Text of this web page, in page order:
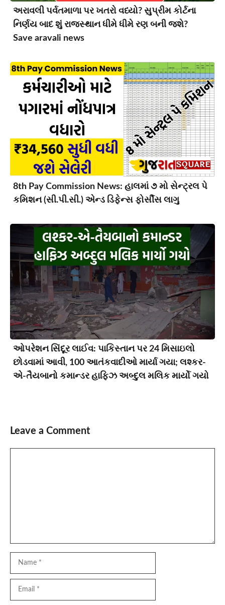
અરાવલી પર્વતમાળા પર ખતરો વધ્યો? સુપ્રીમ કોર્ટના
નિર્ણય બાદ શું રાજસ્થાન ધીમે ધીમે રણ બની જશે?
Save aravali news
8th Pay Commission News: હાલમાં ૭ મો સેન્ટ્રલ પે
કમિશન (સી.પી.સી.) એન્ડ ડિફેન્સ ફોર્સીસ લાગુ
ઓપરેશન સિંદૂર લાઈવ: પાકિસ્તાન પર 24 મિસાઇલો
છોડવામાં આવી, 100 આતંકવાદીઓ માર્યા ગયા; લશ્કર-
એ-તૈયબાનો કમાન્ડર હાફિઝ અબ્દુલ મલિક માર્યો ગયો
Leave a Comment